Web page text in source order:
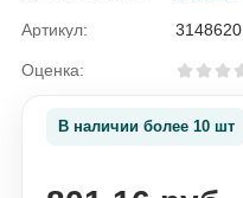
Артикул: 3148620
Оценка:
В наличии более 10 шт